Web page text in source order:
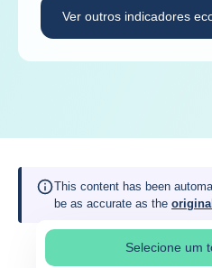
Ver outros indicadores
This content has been
be as accurate as the original
Selecione um